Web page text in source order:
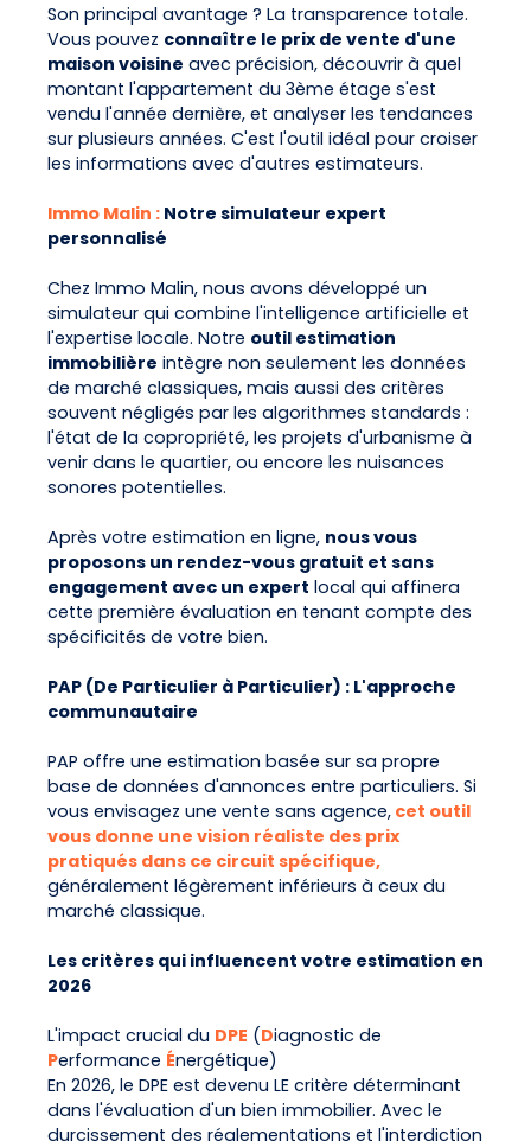
Son principal avantage ? La transparence totale.
Vous pouvez connaître le prix de vente d'une
maison voisine avec précision, découvrir à quel
montant l'appartement du 3ème étage s'est
vendu l'année dernière, et analyser les tendances
sur plusieurs années. C'est l'outil idéal pour croiser
les informations avec d'autres estimateurs.
Immo Malin : Notre simulateur expert
personnalisé
Chez Immo Malin, nous avons développé un
simulateur qui combine l'intelligence artificielle et
l'expertise locale. Notre outil estimation
immobilière intègre non seulement les données
de marché classiques, mais aussi des critères
souvent négligés par les algorithmes standards :
l'état de la copropriété, les projets d'urbanisme à
venir dans le quartier, ou encore les nuisances
sonores potentielles.
Après votre estimation en ligne, nous vous
proposons un rendez-vous gratuit et sans
engagement avec un expert local qui affinera
cette première évaluation en tenant compte des
spécificités de votre bien.
PAP (De Particulier à Particulier) : L'approche
communautaire
PAP offre une estimation basée sur sa propre
base de données d'annonces entre particuliers. Si
vous envisagez une vente sans agence, cet outil
vous donne une vision réaliste des prix
pratiqués dans ce circuit spécifique,
généralement légèrement inférieurs à ceux du
marché classique.
Les critères qui influencent votre estimation en
2026
L'impact crucial du DPE (Diagnostic de
Performance Énergétique)
En 2026, le DPE est devenu LE critère déterminant
dans l'évaluation d'un bien immobilier. Avec le
durcissement des réglementations et l'interdiction